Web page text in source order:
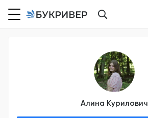
Алина Курилович